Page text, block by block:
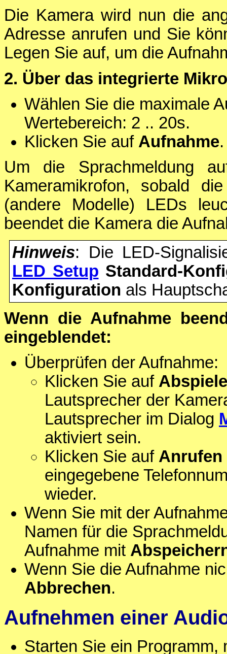
Die Kamera wird nun die
Adresse anrufen und Sie
Legen Sie auf, um die
2. Über das integrierte
Wählen Sie die maximale
Wertebereich: 2 .. 20s.
Klicken Sie auf Aufnahme.
Um die Sprachmeldung
Kameramikrofon, sobald
(andere Modelle) LEDs
beendet die Kamera die
Hinweis: Die LED-
LED Setup Standard-
Konfiguration als
Wenn die Aufnahme
eingeblendet:
Überprüfen der Aufnahme:
Klicken Sie auf
Lautsprecher der
Lautsprecher im Dialog
aktiviert sein.
Klicken Sie auf Anrufen
eingegebene
wieder.
Wenn Sie mit der
Namen für die
Aufnahme mit
Wenn Sie die Aufnahme
Abbrechen.
Aufnehmen einer
Starten Sie ein Programm,